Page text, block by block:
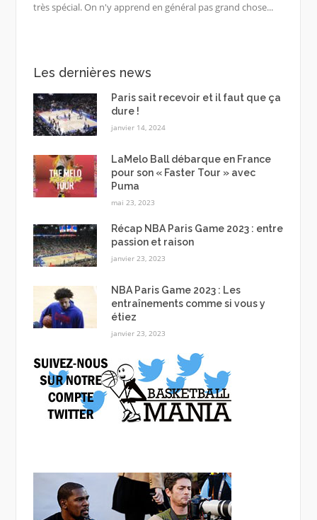
très spécial. On n'y apprend en général pas grand chose...
Les dernières news
Paris sait recevoir et il faut que ça
dure !
janvier 14, 2024
LaMelo Ball débarque en France
pour son « Faster Tour » avec
Puma
mai 23, 2023
Récap NBA Paris Game 2023 : entre
passion et raison
janvier 23, 2023
NBA Paris Game 2023 : Les
entraînements comme si vous y
étiez
janvier 23, 2023